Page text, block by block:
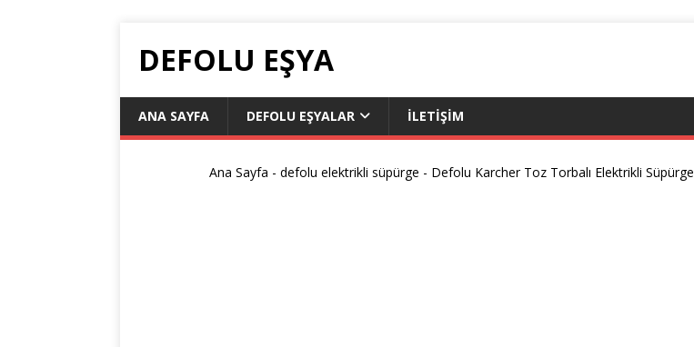
DEFOLU EŞYA
ANA SAYFA DEFOLU EŞYALAR ILETIŞIM
Ana Sayfa - defolu elektrikli süpürge - Defolu Karcher Toz Torbalı Elektrikli Süpürge